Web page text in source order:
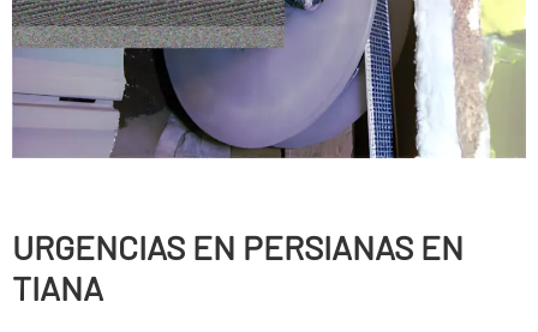
URGENCIAS EN PERSIANAS EN
TIANA